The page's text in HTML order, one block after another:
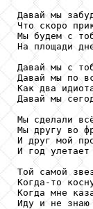
Давай мы
Что скоро
Мы будем с
На площади
Давай мы с
Давай мы по
Как два
Давай мы
Мы сделали
Мы другу во
И друг мой
И год
Той самой
Когда-то
Когда мне
Иду и не знаю